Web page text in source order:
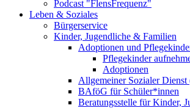
Podcast "FlensFrequenz"
Leben & Soziales
Bürgerservice
Kinder, Jugendliche & Familien
Adoptionen und
Pflegekinder
Adoptionen
Allgemeiner Sozialer
BAföG für Schüler*innen
Beratungsstelle für Kinder,